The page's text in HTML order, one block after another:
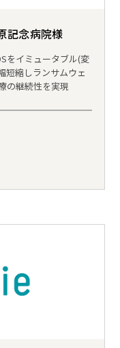
記念病院様
をイミュータブル(変
縮しランサムウェ
の継続性を実現